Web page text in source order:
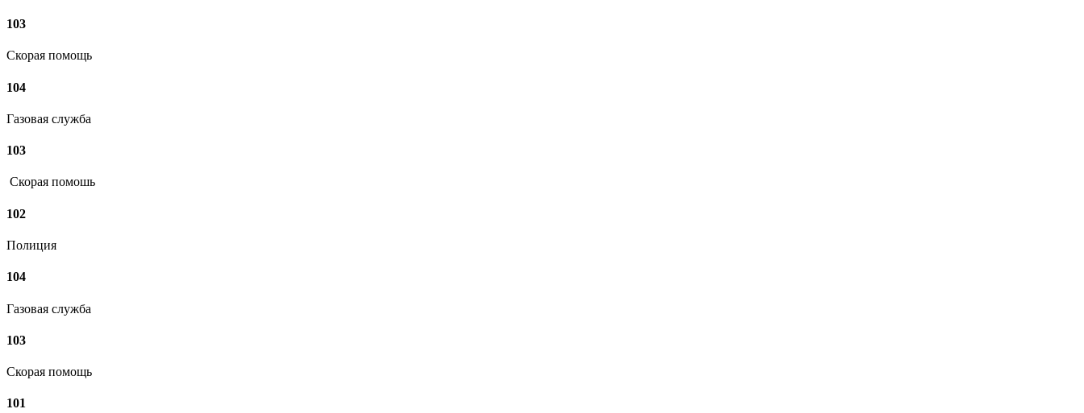
103
Скорая помощь
104
Газовая служба
103
Скорая помошь
102
Полиция
104
Газовая служба
103
Скорая помощь
101